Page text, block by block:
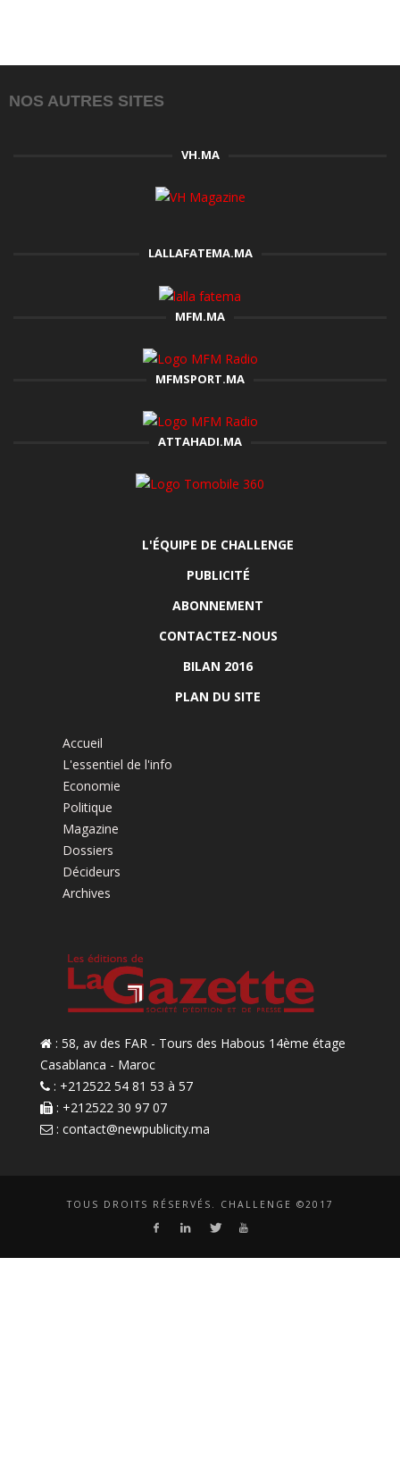
NOS AUTRES SITES
VH.MA
LALLAFATEMA.MA
MFM.MA
MFMSPORT.MA
ATTAHADI.MA
L'ÉQUIPE DE CHALLENGE
PUBLICITÉ
ABONNEMENT
CONTACTEZ-NOUS
BILAN 2016
PLAN DU SITE
Accueil
L'essentiel de l'info
Economie
Politique
Magazine
Dossiers
Décideurs
Archives
: 58, av des FAR - Tours des Habous 14ème étage
Casablanca - Maroc
: +212522 54 81 53 à 57
: +212522 30 97 07
: contact@newpublicity.ma
TOUS DROITS RÉSERVÉS. CHALLENGE ©2017